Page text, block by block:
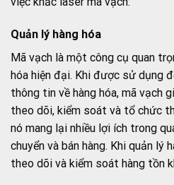
Quản lý hàng hóa
Mã vạch là một công cụ quan
hóa hiện đại. Khi được sử dụng
thông tin về hàng hóa, mã vạch
theo dõi, kiểm soát và tổ chức
nó mang lại nhiều lợi ích trong
chuyển và bán hàng. Khi quản lý
theo dõi và kiểm soát hàng tồn